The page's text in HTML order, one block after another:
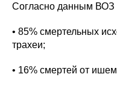
Согласно данным ВОЗ
• 85% смертельных
трахеи;
• 16% смертей от